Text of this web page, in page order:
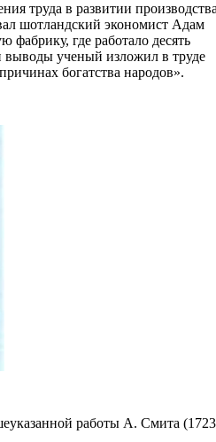
труда в развитии
шотландский экономист Адам
фабрику, где работало десять
выводы ученый изложил в труде
богатства народов».
работы А. Смита